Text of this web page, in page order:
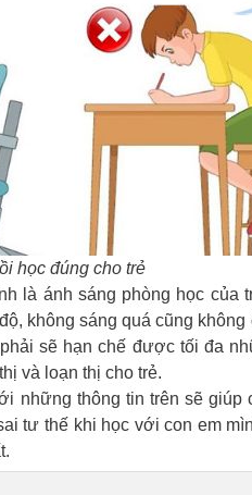
học đúng cho trẻ
là ánh sáng phòng học của
không sáng quá cũng
sẽ hạn chế được tối đa
và loạn thị cho trẻ.
những thông tin trên sẽ giúp
tư thế khi học với con em